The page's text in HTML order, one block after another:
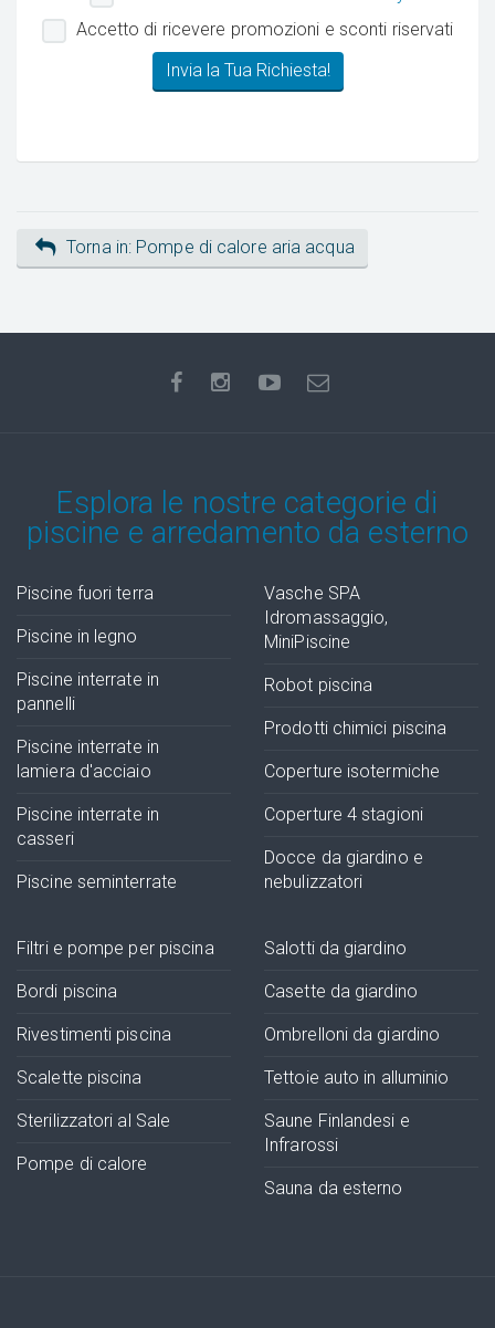
Accetto di ricevere promozioni e sconti riservati
Torna in: Pompe di calore aria acqua
Esplora le nostre categorie di
piscine e arredamento da esterno
Piscine fuori terra
Piscine in legno
Piscine interrate in
pannelli
Piscine interrate in
lamiera d'acciaio
Piscine interrate in
casseri
Piscine seminterrate
Vasche SPA
Idromassaggio,
MiniPiscine
Robot piscina
Prodotti chimici piscina
Coperture isotermiche
Coperture 4 stagioni
Docce da giardino e
nebulizzatori
Filtri e pompe per piscina
Bordi piscina
Rivestimenti piscina
Scalette piscina
Sterilizzatori al Sale
Pompe di calore
Salotti da giardino
Casette da giardino
Ombrelloni da giardino
Tettoie auto in alluminio
Saune Finlandesi e
Infrarossi
Sauna da esterno